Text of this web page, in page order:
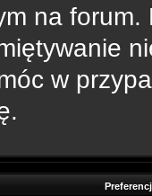
na forum.
w